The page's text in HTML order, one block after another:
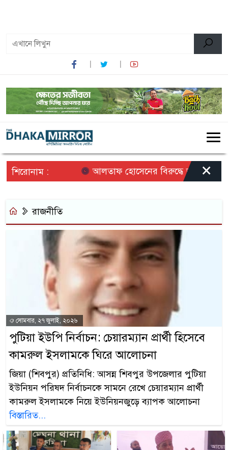
শিরোনাম : আলতাফ হোসেনের বিরুদ্ধে অপপ্রচারের
×
রাজনীতি
সোমবার, ২৭ জুলাই, ২০২৬
পুটিয়া ইউপি নির্বাচন: চেয়ারম্যান প্রার্থী হিসেবে
কামরুল ইসলামকে ঘিরে আলোচনা
জিয়া (শিবপুর) প্রতিনিধি: আসন্ন শিবপুর উপজেলার পুটিয়া
ইউনিয়ন পরিষদ নির্বাচনকে সামনে রেখে চেয়ারম্যান প্রার্থী
কামরুল ইসলামকে নিয়ে ইউনিয়নজুড়ে ব্যাপক আলোচনা
বিস্তারিত...